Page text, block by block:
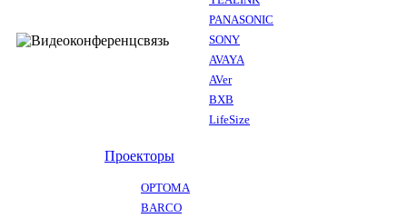
PANASONIC
SONY
AVAYA
AVer
BXB
LifeSize
Проекторы
OPTOMA
BARCO